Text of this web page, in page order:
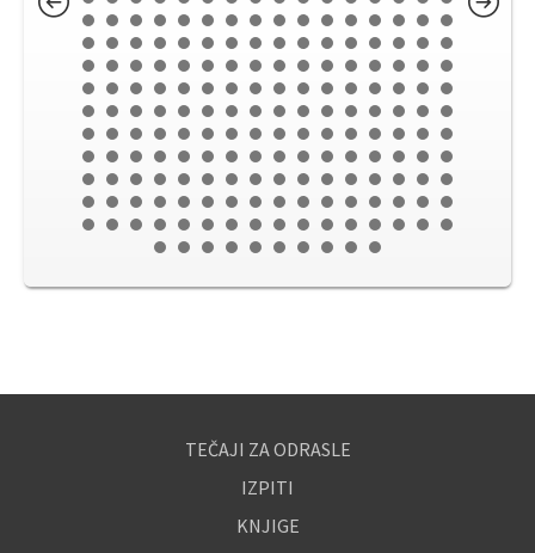
TEČAJI ZA ODRASLE
IZPITI
KNJIGE